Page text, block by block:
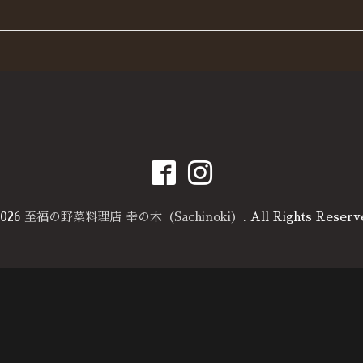
至福の野菜料理店 幸の木（Sachinoki） . All Rights